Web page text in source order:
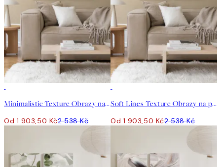
Minimalistic Texture Obrazy na plátně Duo
Od 1 903,50 Kč2 538 Kč
Soft Lines Texture Obrazy na plátně Duo
Od 1 903,50 Kč2 538 Kč